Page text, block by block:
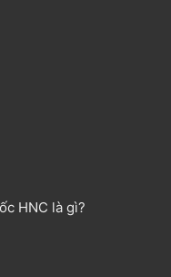
HNC là gì?